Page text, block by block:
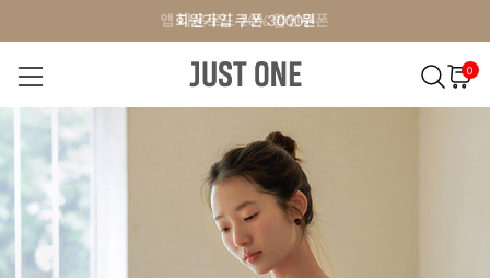
앱 다운로드 10% 할인쿠폰
회원가입 쿠폰 3000원
앱 다운로드 10% 할인쿠폰
회원가입 쿠폰 3000원
0
NEW 7% MADE . J